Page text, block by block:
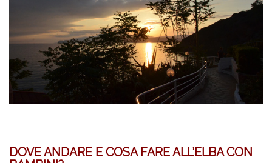
DOVE ANDARE E COSA FARE ALL’ELBA CON